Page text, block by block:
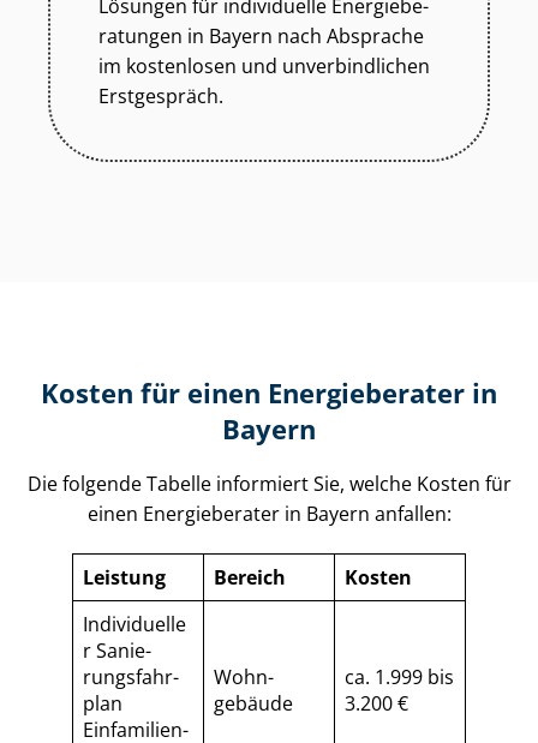
Lösungen für individuelle En­er­gie­be­
ra­tun­gen in Bayern nach Absprache
im kostenlosen und unverbindlichen
Erstgespräch.
Kosten für einen Energieberater in
Bayern
Die folgende Tabelle informiert Sie, welche Kosten für
einen Energieberater in Bayern anfallen:
Leistung Bereich
Kosten
Individuelle
r Sa­nie­
rungs­fahr­
plan
Einfamilien­
Wohn­
gebäude
ca. 1.999 bis
3.200 €